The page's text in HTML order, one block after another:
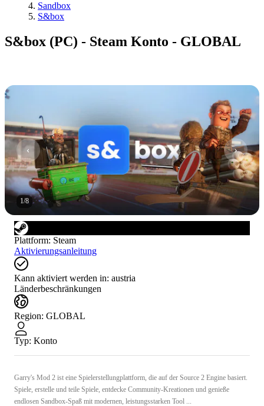
Sandbox
S&box
S&box (PC) - Steam Konto - GLOBAL
1/8
Plattform: Steam
Aktivierungsanleitung
Kann aktiviert werden in: austria
Länderbeschränkungen
Region: GLOBAL
Typ: Konto
Garry's Mod 2 ist eine Spielerstellungplattform, die auf der Source 2 Engine basiert.
Spiele, erstelle und teile Spiele, entdecke Community-Kreationen und genieße
endlosen Sandbox-Spaß mit modernen, leistungsstarken Tool ...